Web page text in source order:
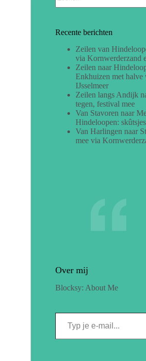
Recente berichten
Zeilen van
via Kornwerderzand
Zeilen naar
Enkhuizen met halve
IJsselmeer
Zeilen langs Andijk
tegen, festival mee
Van Stavoren naar
Hindeloopen:
Van Harlingen naar
mee via
Over mij
Blocksy: About Me